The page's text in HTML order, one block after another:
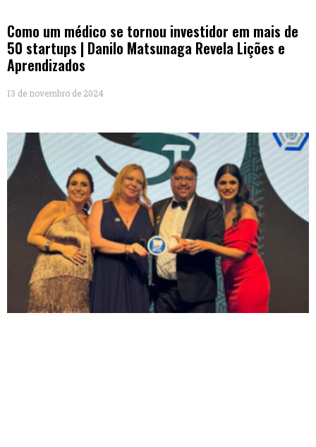
Como um médico se tornou investidor em mais de
50 startups | Danilo Matsunaga Revela Lições e
Aprendizados
13 de novembro de 2024